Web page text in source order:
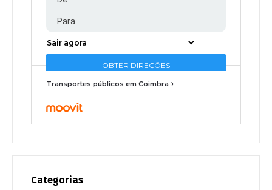
Transportes públicos em Coimbra
Categorias